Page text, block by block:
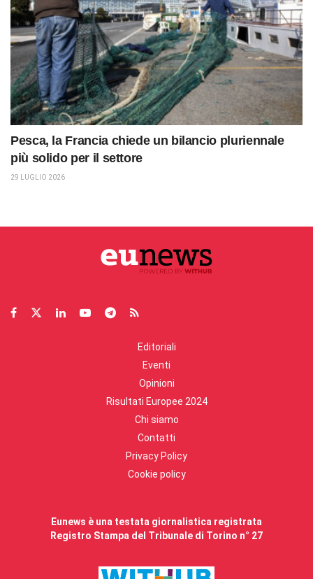
Pesca, la Francia chiede un bilancio pluriennale
più solido per il settore
29 LUGLIO 2026
Editoriali
Eventi
Opinioni
Risultati Europee 2024
Chi siamo
Contatti
Privacy Policy
Cookie policy
Eunews è una testata giornalistica registrata
Registro Stampa del Tribunale di Torino n° 27